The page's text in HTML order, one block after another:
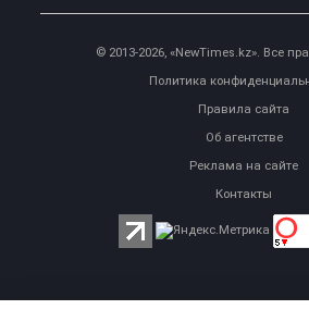
© 2013-2026, «NewTimes.kz». Все
Политика
Правила сайта
Об агентстве
Реклама на сайте
Контакты